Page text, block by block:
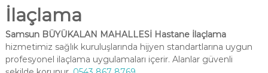
İlaçlama
Samsun BÜYÜKALAN MAHALLESİ Hastane İlaçlama
hizmetimiz sağlık kuruluşlarında hijyen standartlarına uygun
profesyonel ilaçlama uygulamaları içerir. Alanlar güvenli